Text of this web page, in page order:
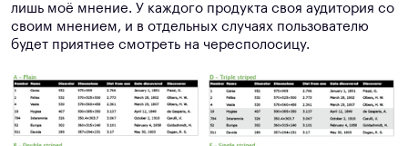
лишь моё мнение. У каждого продукта своя аудитория со
своим мнением, и в отдельных случаях пользователю
будет приятнее смотреть на чересполосицу.